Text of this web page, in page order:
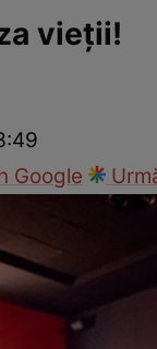
vieţii!
Google